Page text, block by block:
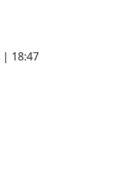
| 18:47